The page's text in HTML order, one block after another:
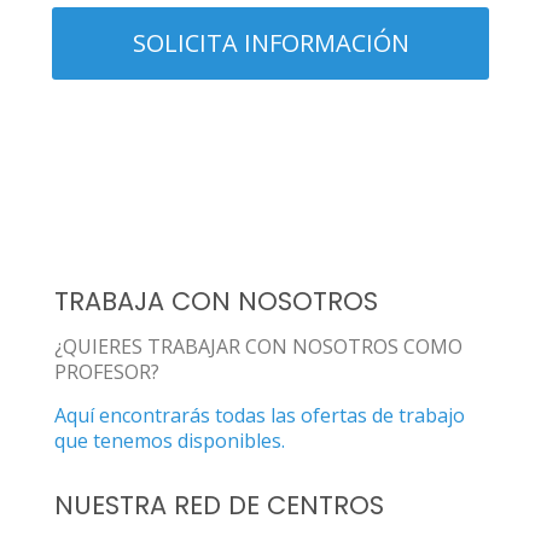
TRABAJA CON NOSOTROS
¿QUIERES TRABAJAR CON NOSOTROS COMO
PROFESOR?
Aquí encontrarás todas las ofertas de trabajo
que tenemos disponibles.
NUESTRA RED DE CENTROS